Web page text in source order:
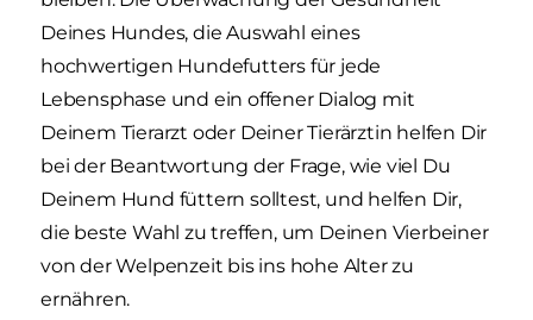
Deines Hundes, die Auswahl eines
hochwertigen Hundefutters für jede
Lebensphase und ein offener Dialog mit
Deinem Tierarzt oder Deiner Tierärztin helfen Dir
bei der Beantwortung der Frage, wie viel Du
Deinem Hund füttern solltest, und helfen Dir,
die beste Wahl zu treffen, um Deinen Vierbeiner
von der Welpenzeit bis ins hohe Alter zu
ernähren.